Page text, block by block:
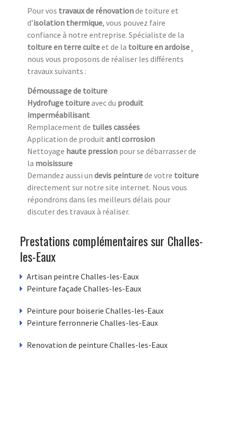
Pour vos travaux de rénovationde toiture et
d’isolation thermique, vous pouvez faire
confiance à notre entreprise. Spécialiste de la
toiture en terre cuiteet de la toiture en ardoise
nous vous proposons de réaliser les différents
travaux suivants :
Démoussage de toiture
Hydrofuge toitureavec du produit
imperméabilisant
Remplacement de tuiles cassées
Application de produit anti corrosion
Nettoyage haute pression pour se débarrasser de
la moisissure
Demandez aussi un devis peinturede votre toiture
directement sur notre site internet. Nous vous
répondrons dans les meilleurs délais pour
discuter des travaux à réaliser.
Prestations complémentaires sur Challes-
les-Eaux
Artisan peintre Challes-les-Eaux
Peinture façade Challes-les-Eaux
Peinture pour boiserie Challes-les-Eaux
Peinture ferronnerie Challes-les-Eaux
Renovation de peinture Challes-les-Eaux